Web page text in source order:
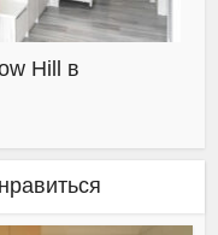
Hill в